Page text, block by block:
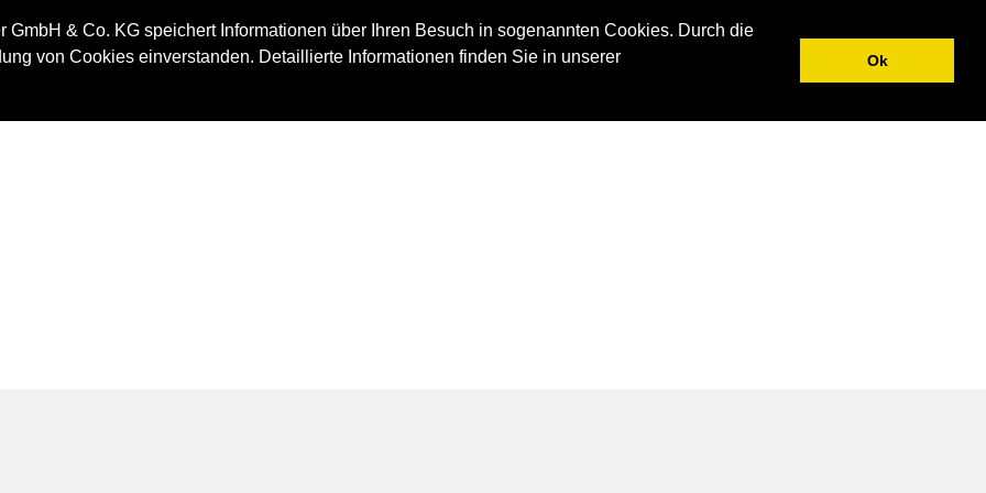
& Co. KG speichert Informationen über Ihren Besuch in sogenannten Cookies. Durch die
von Cookies einverstanden. Detaillierte Informationen finden Sie in unserer
Ok
IMMOBILIEN UNTERNEHMEN AKTUELLES